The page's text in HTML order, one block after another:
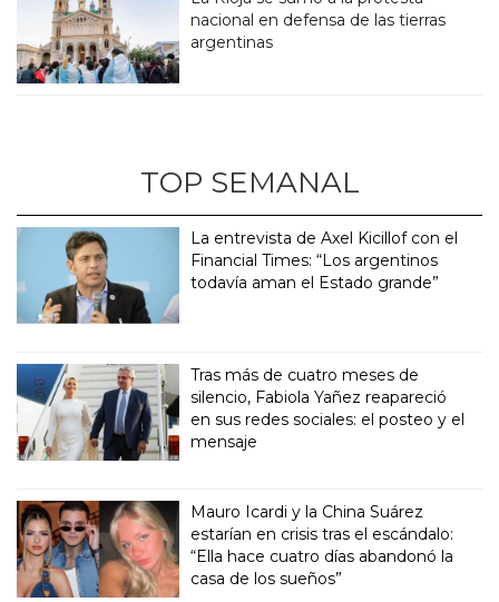
nacional en defensa de las tierras
argentinas
TOP SEMANAL
La entrevista de Axel Kicillof con el
Financial Times: “Los argentinos
todavía aman el Estado grande”
Tras más de cuatro meses de
silencio, Fabiola Yañez reapareció
en sus redes sociales: el posteo y el
mensaje
Mauro Icardi y la China Suárez
estarían en crisis tras el escándalo:
“Ella hace cuatro días abandonó la
casa de los sueños”